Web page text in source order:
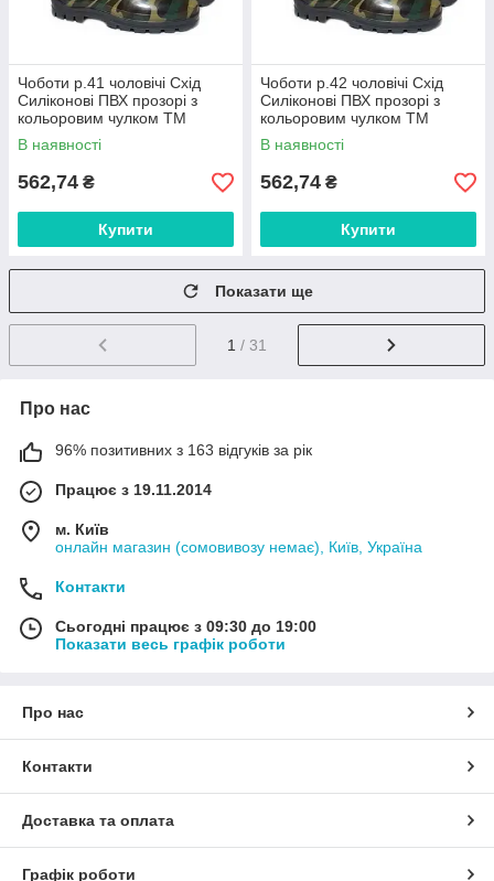
Чоботи р.41 чоловічі Схід
Силіконові ПВХ прозорі з
кольоровим чулком ТМ
GALERA FG
В наявності
562,74 ₴
Купити
Чоботи р.42 чоловічі Схід
Силіконові ПВХ прозорі з
кольоровим чулком ТМ
GALERA FG
В наявності
562,74 ₴
Купити
Показати ще
1 / 31
Про нас
96% позитивних з 163 відгуків за рік
Працює з 19.11.2014
м. Київ
онлайн магазин (сомовивозу немає), Київ, Україна
Контакти
Сьогодні працює з 09:30 до 19:00
Показати весь графік роботи
Про нас
Контакти
Доставка та оплата
Графік роботи